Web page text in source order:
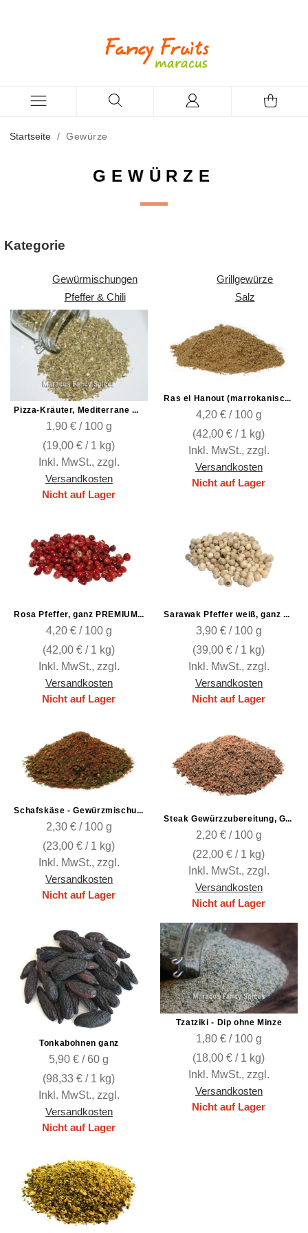
Startseite / Gewürze
GEWÜRZE
Kategorie
Gewürmischungen
Grillgewürze
Pfeffer & Chili
Salz
Pizza-Kräuter, Mediterrane Mischung grob
1,90 € / 100 g
(19,00 € / 1 kg)
Inkl. MwSt., zzgl.
Versandkosten
Nicht auf Lager
Ras el Hanout (marrokanische Gewürzmischung)
4,20 € / 100 g
(42,00 € / 1 kg)
Inkl. MwSt., zzgl.
Versandkosten
Nicht auf Lager
Rosa Pfeffer, ganz PREMIUM Schinus Terebinthifolius, original Brasilien
4,20 € / 100 g
(42,00 € / 1 kg)
Inkl. MwSt., zzgl.
Versandkosten
Nicht auf Lager
Sarawak Pfeffer weiß, ganz Muntok HGM Top gereinigt
3,90 € / 100 g
(39,00 € / 1 kg)
Inkl. MwSt., zzgl.
Versandkosten
Nicht auf Lager
Schafskäse - Gewürzmischung
2,30 € / 100 g
(23,00 € / 1 kg)
Inkl. MwSt., zzgl.
Versandkosten
Nicht auf Lager
Steak Gewürzzubereitung, Grob, mit Steinsalz
2,20 € / 100 g
(22,00 € / 1 kg)
Inkl. MwSt., zzgl.
Versandkosten
Nicht auf Lager
Tonkabohnen ganz
5,90 € / 60 g
(98,33 € / 1 kg)
Inkl. MwSt., zzgl.
Versandkosten
Nicht auf Lager
Tzatziki - Dip ohne Minze
1,80 € / 100 g
(18,00 € / 1 kg)
Inkl. MwSt., zzgl.
Versandkosten
Nicht auf Lager